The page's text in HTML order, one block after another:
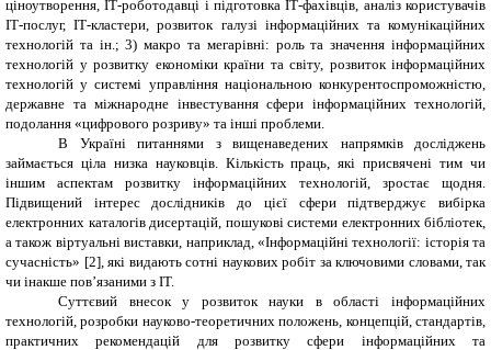
ціноутворення, ІТ-роботодавці і підготовка ІТ-фахівців, аналіз користувачів
ІТ-послуг, ІТ-кластери, розвиток галузі інформаційних та комунікаційних
технологій та ін.; 3) макро та мегарівні: роль та значення інформаційних
технологій у розвитку економіки країни та світу, розвиток інформаційних
технологій у системі управління національною конкурентоспроможністю,
державне та міжнародне інвестування сфери інформаційних технологій,
подолання «цифрового розриву» та інші проблеми.
В Україні питаннями з вищенаведених напрямків досліджень
займається ціла низка науковців. Кількість праць, які присвячені тим чи
іншим аспектам розвитку інформаційних технологій, зростає щодня.
Підвищений інтерес дослідників до цієї сфери підтверджує вибірка
електронних каталогів дисертацій, пошукові системи електронних бібліотек,
а також віртуальні виставки, наприклад, «Інформаційні технології: історія та
сучасність» [2], які видають сотні наукових робіт за ключовими словами, так
чи інакше пов’язаними з ІТ.
Суттєвий внесок у розвиток науки в області інформаційних
технологій, розробки науково-теоретичних положень, концепцій, стандартів,
практичних рекомендацій для розвитку сфери інформаційних та